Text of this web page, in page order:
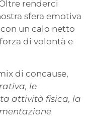
renderci
sfera emotiva
un calo netto
di volontà e
di concause,
le
attività fisica, la